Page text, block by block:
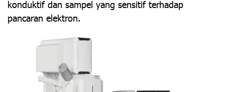
konduktif dan sampel yang sensitif terhadap
pancaran elektron.